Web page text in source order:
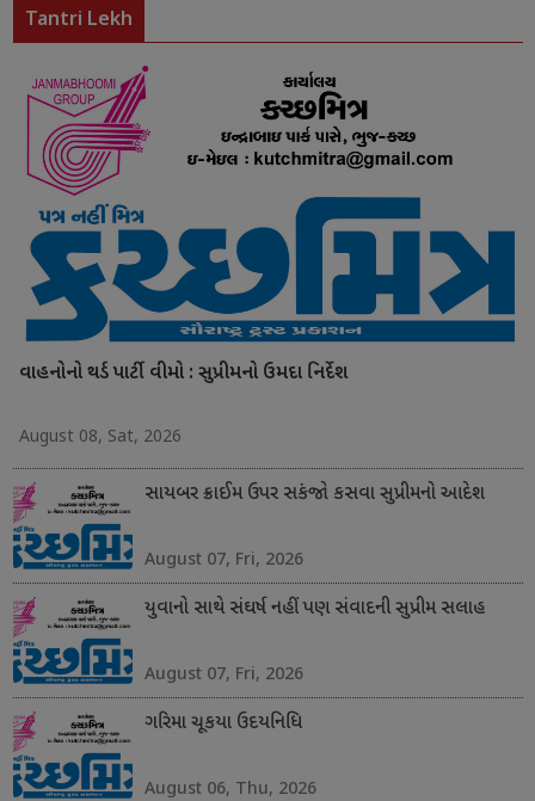
Tantri Lekh
વાહનોનો થર્ડ પાર્ટી વીમો : સુપ્રીમનો ઉમદા નિર્દેશ
August 08, Sat, 2026
સાયબર ક્રાઈમ ઉપર સકંજો કસવા સુપ્રીમનો આદેશ
August 07, Fri, 2026
યુવાનો સાથે સંઘર્ષ નહીં પણ સંવાદની સુપ્રીમ સલાહ
August 07, Fri, 2026
ગરિમા ચૂકયા ઉદયનિધિ
August 06, Thu, 2026